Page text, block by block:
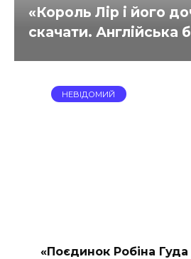
«Король Лір і його
скачати. Англійська
НЕВІДОМИЙ
«Поєдинок Робіна Гуда